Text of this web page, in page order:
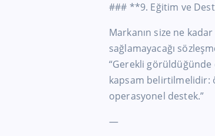
### **9. Eğitim ve
Markanın size ne
sağlamayacağı
“Gerekli görüldüğünde
kapsam belirtilmelidir:
operasyonel destek.”
—